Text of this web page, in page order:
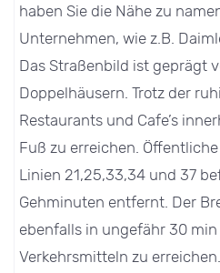
haben Sie die Nähe zu
Unternehmen, wie z.B.
Das Straßenbild ist geprägt
Doppelhäusern. Trotz der
Restaurants und Cafe’s
Fuß zu erreichen.
Linien 21,25,33,34 und 37
Gehminuten entfernt. Der
ebenfalls in ungefähr 30
Verkehrsmitteln zu